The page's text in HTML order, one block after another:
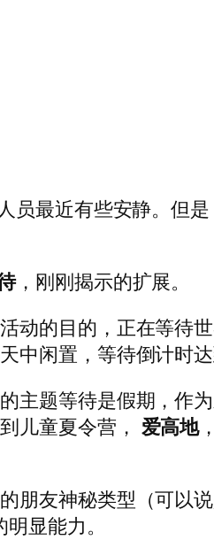
员最近有些安静。但
，刚刚揭示的扩展。
动的目的，正在等待
中闲置，等待倒计时达
主题等待是假期，作
儿童夏令营， 爱高地
朋友神秘类型（可以
显能力。